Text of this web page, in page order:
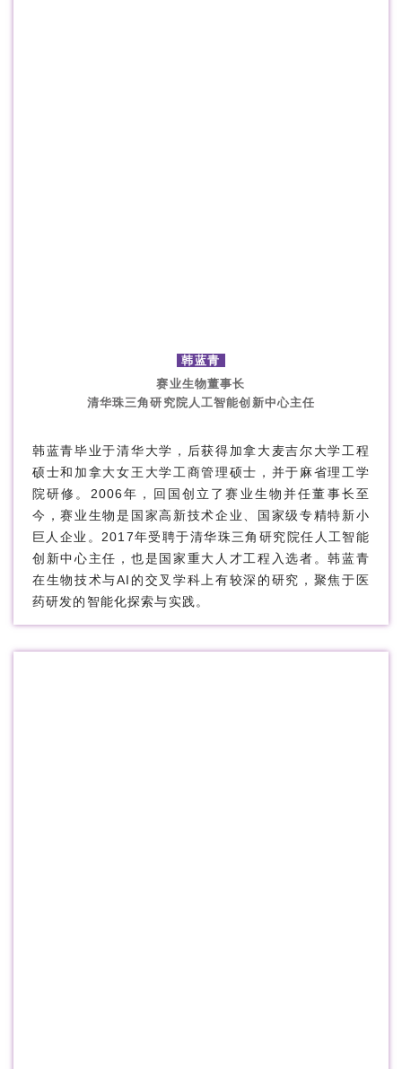
韩蓝青
赛业生物董事长
清华珠三角研究院人工智能创新中心主任
韩蓝青毕业于清华大学，后获得加拿大麦吉尔大学工程
硕士和加拿大女王大学工商管理硕士，并于麻省理工学
院研修。2006年，回国创立了赛业生物并任董事长至
今，赛业生物是国家高新技术企业、国家级专精特新小
巨人企业。2017年受聘于清华珠三角研究院任人工智能
创新中心主任，也是国家重大人才工程入选者。韩蓝青
在生物技术与AI的交叉学科上有较深的研究，聚焦于医
药研发的智能化探索与实践。